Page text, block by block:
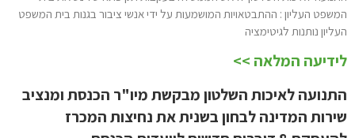
המשפט העליון : ההתבטאויות המושמעות על ידי אנשי ציבור בגנות בית המשפט
העליון נותנות לגיטימציה
לידיעה המלאה >>
התנועה לאיכות השלטון מבקשת מיו"ר הכנסת ומנציב
שירות המדינה לבחון בשנית את נחיצות המכרז